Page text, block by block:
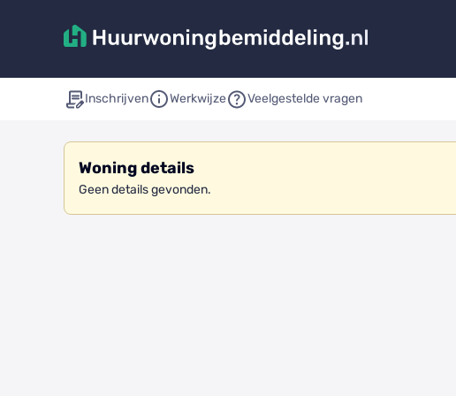
Inschrijven Werkwijze Veelgestelde vragen
Woning details
Geen details gevonden.